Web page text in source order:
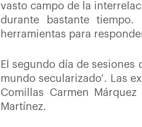
vasto campo de la
durante bastante
herramientas para
El segundo día de
mundo secularizado’. Las
Comillas Carmen
Martínez.